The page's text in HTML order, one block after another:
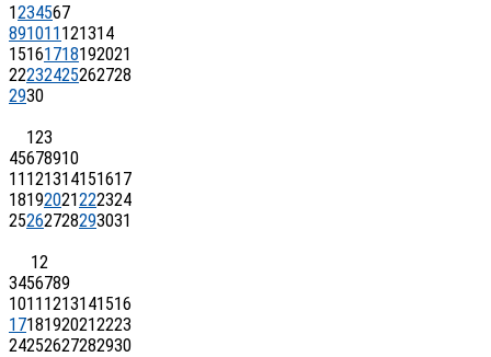
1234567
891011121314
15161718192021
22232425262728
2930
123
45678910
11121314151617
18192021222324
25262728293031
12
3456789
10111213141516
17181920212223
24252627282930